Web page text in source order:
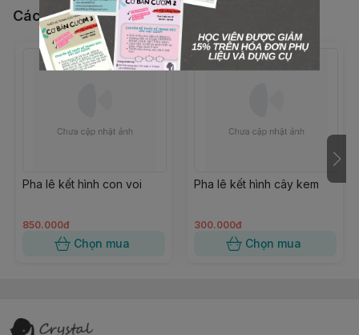
Các sản phẩm, dịch vụ khác
Pha lê kết hình con voi
850.000đ
Chọn mua
Pha lê kết hình cây kem
300.000đ
Chọn mua